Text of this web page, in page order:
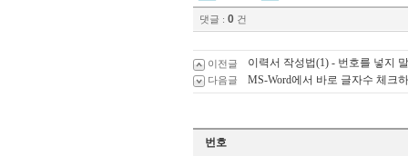
댓글 : 0 건
이전글 이력서 작성법(1) - 번호를 넣지
다음글 MS-Word에서 바로 글자수 체크
번호